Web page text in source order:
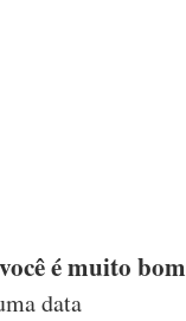
é muito bom
data